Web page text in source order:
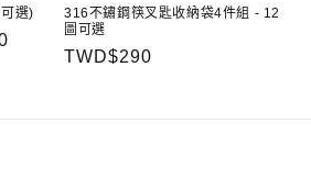
選)
316不鏽鋼筷叉匙收納袋4件組 - 12
圖可選
定
TWD$290